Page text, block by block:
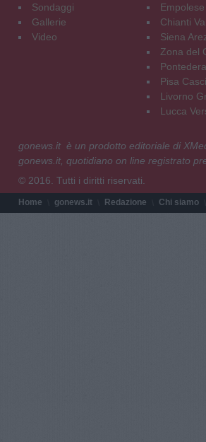
Sondaggi
Gallerie
Video
Chianti
Siena
Zona del
Pisa
Livorno
Lucca
gonews.it è un prodotto editoriale di
gonews.it, quotidiano on line registrato
© 2016. Tutti i diritti riservati.
Home gonews.it Redazione Chi siamo